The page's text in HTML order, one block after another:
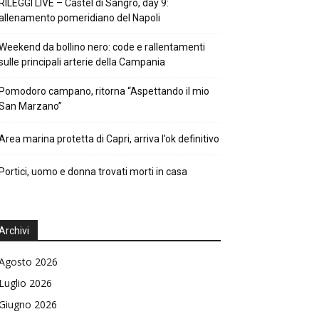
LIVE – Castel di Sangro, day 9:
pomeridiano del Napoli
da bollino nero: code e rallentamenti
principali arterie della Campania
campano, ritorna “Aspettando il mio
Marzano”
marina protetta di Capri, arriva l’ok definitivo
uomo e donna trovati morti in casa
2026
2026
2026